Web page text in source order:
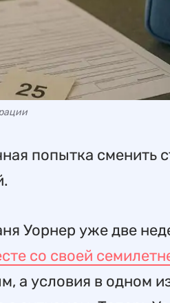
попытка сменить
Уорнер уже две
со своей
а условия в одном